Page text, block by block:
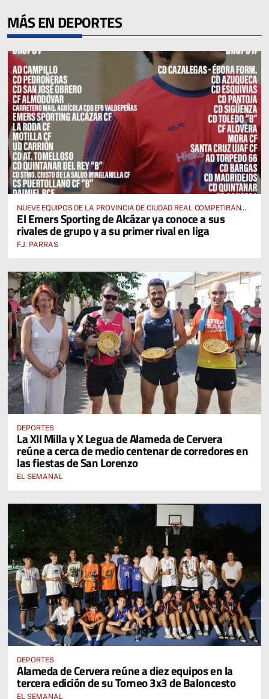
MÁS EN DEPORTES
NUEVE EQUIPOS DE LA PROVINCIA DE CIUDAD REAL COMPETIRÁN
EN EL GRUPO I DE LA PREFERENTE
El Emers Sporting de Alcázar ya conoce a sus
rivales de grupo y a su primer rival en liga
F.J. PARRAS
DEPORTES
La XII Milla y X Legua de Alameda de Cervera
reúne a cerca de medio centenar de corredores en
las fiestas de San Lorenzo
EL SEMANAL
DEPORTES
Alameda de Cervera reúne a diez equipos en la
tercera edición de su Torneo 3x3 de Baloncesto
EL SEMANAL